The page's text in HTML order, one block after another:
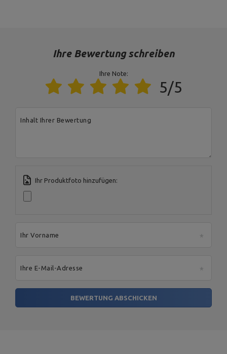
Hersteller
Verantwortliche
MARBO Ulikowski
Spółka Komandytowa
MARBO Ulikowski
Postal Code:
serwis@marbosport.eu
Address:BOCZNA 41
Ihre Bewertung schreiben
Ihre Note:
5/5
Inhalt Ihrer Bewertung
Ihr Produktfoto hinzufügen:
Ihr Vorname
Ihre E-Mail-Adresse
BEWERTUNG ABSCHICKEN